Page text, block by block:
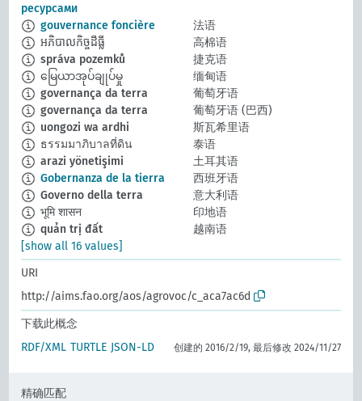
ресурсами
gouvernance foncière
法语
អភិបាលកិច្ចដីធ្លី
高棉语
správa pozemků
捷克语
မြေယာအုပ်ချုပ်မှု
缅甸语
governança da terra
葡萄牙语
governança da terra
葡萄牙语 (巴西)
uongozi wa ardhi
斯瓦希里语
ธรรมมาภิบาลที่ดิน
泰语
arazi yönetişimi
土耳其语
Gobernanza de la tierra
西班牙语
Governo della terra
意大利语
भूमि शासन
印地语
quản trị đất
越南语
[show all 16 values]
URI
http://aims.fao.org/aos/agrovoc/c_aca7ac6d
下载此概念
RDF/XML TURTLE JSON-LD 创建的 2016/2/19, 最后修改 2024/11/27
精确匹配